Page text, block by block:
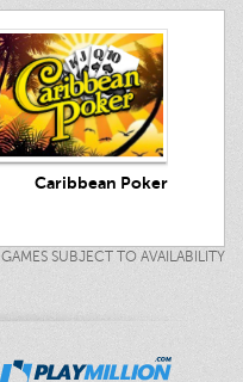
Caribbean Poker
GAMES SUBJECT TO AVAILABILITY